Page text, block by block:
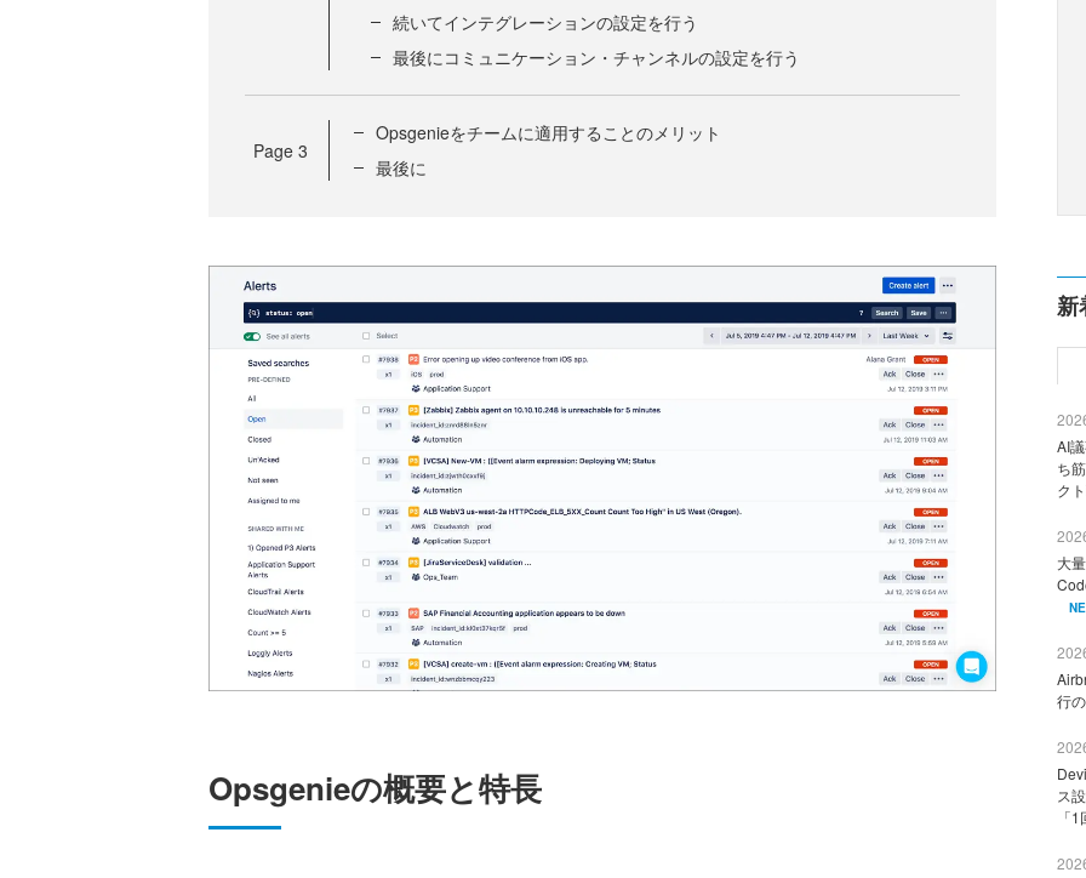
続いてインテグレーションの設定を行う
最後にコミュニケーション・チャンネルの設定を行う
Page 3
Opsgenieをチームに適用することのメリット
最後に
Opsgenieの概要と特長
新
AI
ち
ク
大
行
ス
「